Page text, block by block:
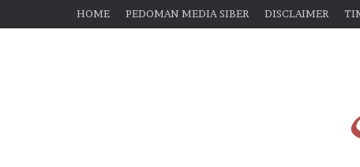
HOME PEDOMAN MEDIA SIBER DISCLAIMER